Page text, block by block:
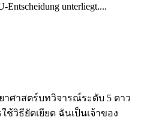
Entscheidung unterliegt....
ศาสตร์บทวิจารณ์ระดับ 5 ดาว
วิธียัดเยียด ฉันเป็นเจ้าของ